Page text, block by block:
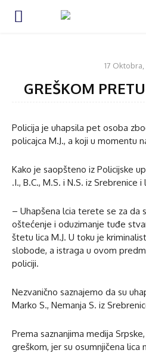
17 Oktobra,
GREŠKOM
Policija je uhapsila pet osoba
policajca M.J., a koji u momentu
Kako je saopšteno iz Policijske
.I., B.C., M.S. i N.S. iz Srebrenice i
– Uhapšena lcia terete se za da
oštećenje i oduzimanje tuđe
štetu lica M.J. U toku je
slobode, a istraga u ovom
policiji.
Nezvanično saznajemo da su
Marko S., Nemanja S. iz
Prema saznanjima medija
greškom, jer su osumnjičena lica